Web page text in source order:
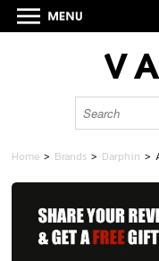
Home > Brands > Darphin >